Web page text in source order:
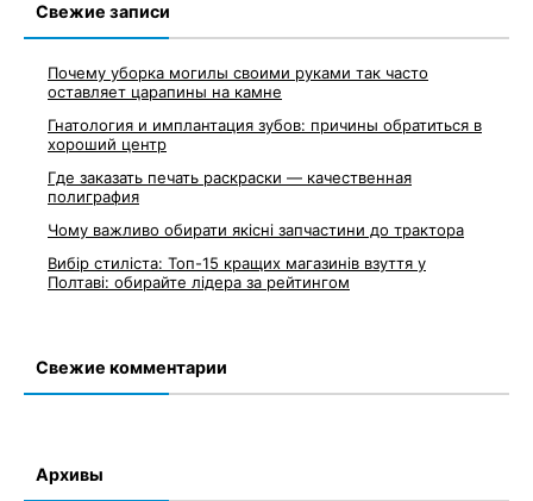
Свежие записи
Почему уборка могилы своими руками так часто
оставляет царапины на камне
Гнатология и имплантация зубов: причины обратиться в
хороший центр
Где заказать печать раскраски — качественная
полиграфия
Чому важливо обирати якісні запчастини до трактора
Вибір стиліста: Топ-15 кращих магазинів взуття у
Полтаві: обирайте лідера за рейтингом
Свежие комментарии
Архивы